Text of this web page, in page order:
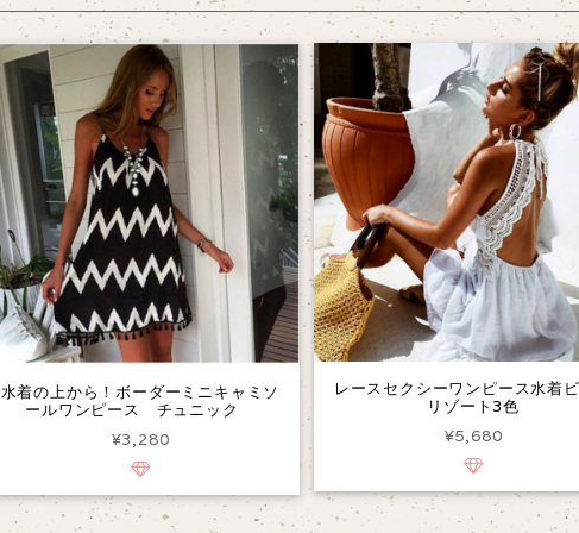
水着の上から！ボーダーミニキャミソ
ールワンピース チュニック
¥3,280
レースセクシーワンピース水着
リゾート3色
¥5,680